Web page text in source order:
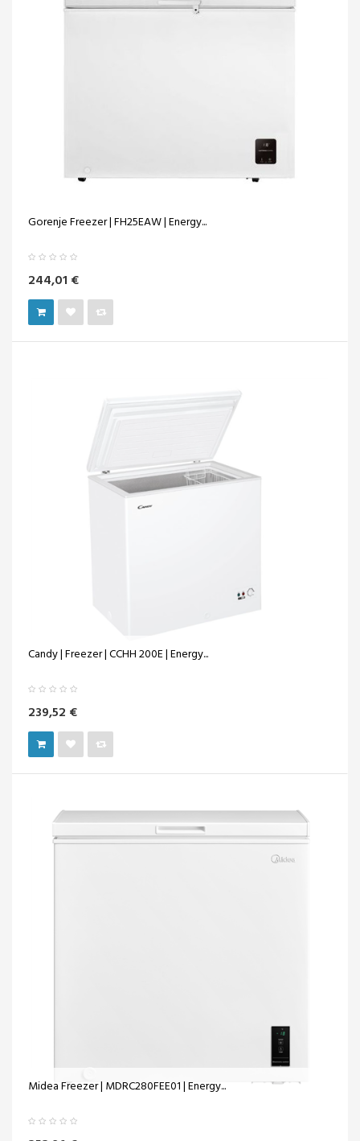
Gorenje Freezer | FH25EAW | Energy...
244,01 €
Candy | Freezer | CCHH 200E | Energy...
239,52 €
Midea Freezer | MDRC280FEE01 | Energy...